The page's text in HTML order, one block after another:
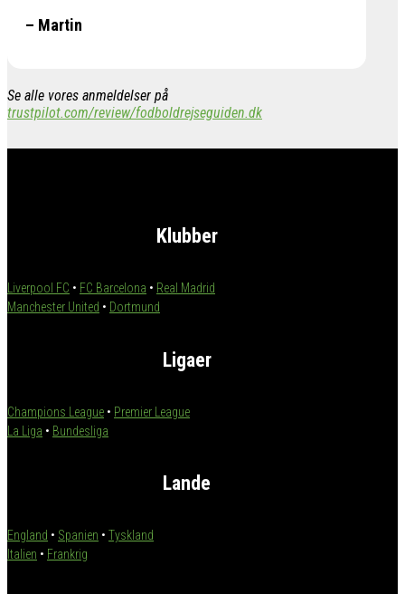
– Martin
Se alle vores anmeldelser på
trustpilot.com/review/fodboldrejseguiden.dk
Klubber
Liverpool FC • FC Barcelona • Real Madrid
Manchester United • Dortmund
Ligaer
Champions League • Premier League
La Liga • Bundesliga
Lande
England • Spanien • Tyskland
Italien • Frankrig